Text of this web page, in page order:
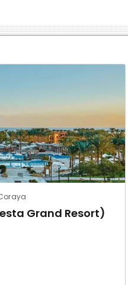
Grand Resort)